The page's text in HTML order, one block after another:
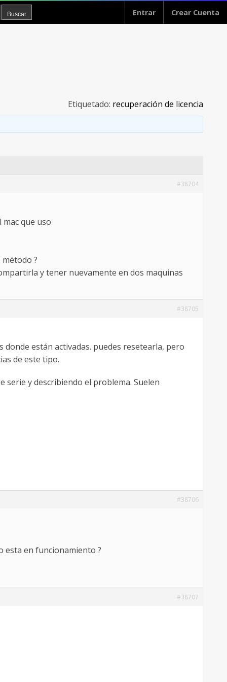
Entrar Crear Cuenta
Etiquetado: recuperación de licencia
#38704
que uso
?
y tener nuevamente en dos maquinas
#38705
están activadas. puedes resetearla, pero
de este tipo.
y describiendo el problema. Suelen
#38706
esta en funcionamiento ?
#38707